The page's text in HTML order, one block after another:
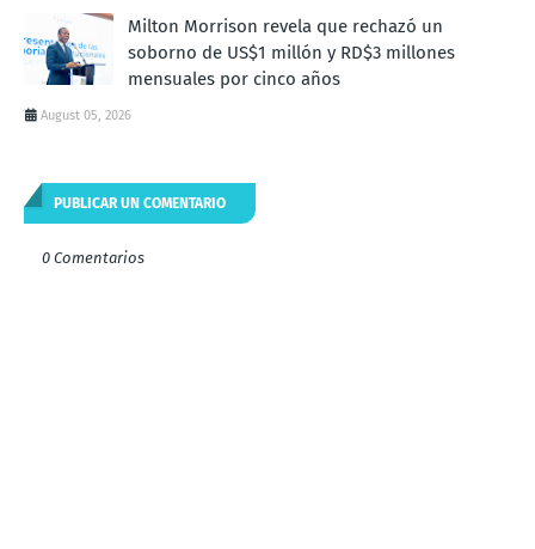
Milton Morrison revela que rechazó un
soborno de US$1 millón y RD$3 millones
mensuales por cinco años
August 05, 2026
PUBLICAR UN COMENTARIO
0 Comentarios